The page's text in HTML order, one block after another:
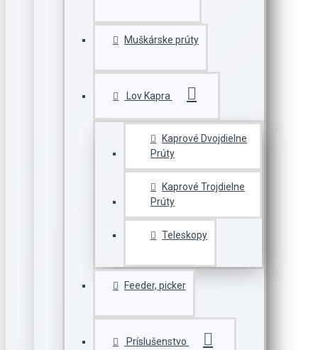
Muškárske prúty
Lov Kapra
Kaprové Dvojdielne
Prúty
Kaprové Trojdielne
Prúty
Teleskopy
Feeder, picker
Príslušenstvo